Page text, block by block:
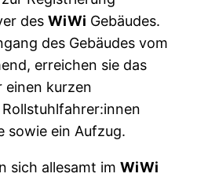
desWiWi Gebäudes.
des Gebäudes vom
erreichen sie das
einen kurzen
sowie ein Aufzug.
sich allesamt imWiWi